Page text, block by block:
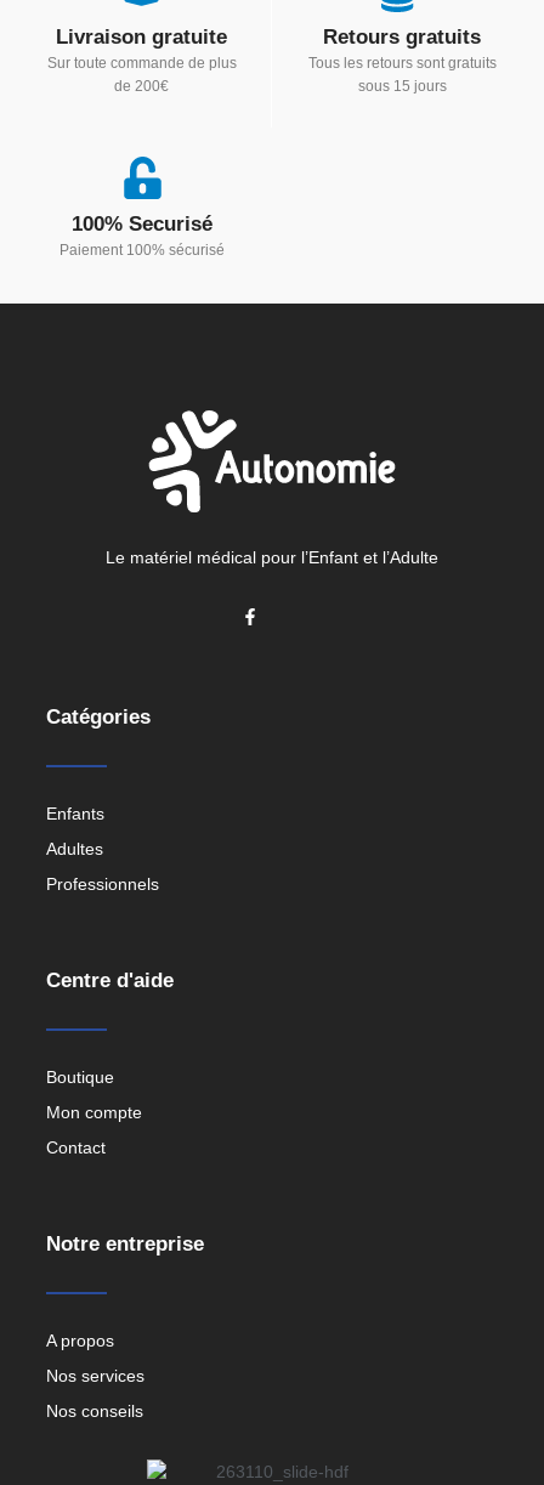
Livraison gratuite
Sur toute commande de plus
de 200€
Retours gratuits
Tous les retours sont gratuits
sous 15 jours
100% Securisé
Paiement 100% sécurisé
Le matériel médical pour l’Enfant et l’Adulte
Catégories
Enfants
Adultes
Professionnels
Centre d'aide
Boutique
Mon compte
Contact
Notre entreprise
A propos
Nos services
Nos conseils